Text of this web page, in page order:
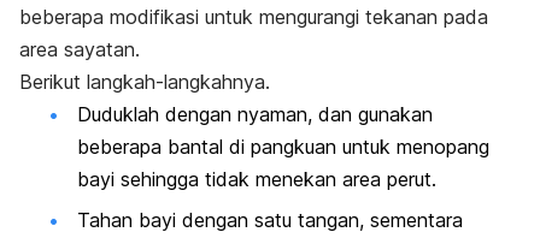
beberapa modifikasi untuk mengurangi tekanan pada
area sayatan.
Berikut langkah-langkahnya.
Duduklah dengan nyaman, dan gunakan
beberapa bantal di pangkuan untuk menopang
bayi sehingga tidak menekan area perut.
Tahan bayi dengan satu tangan, sementara